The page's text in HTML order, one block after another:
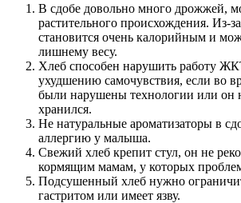
В сдобе довольно много дрожжей,
растительного происхождения. Из-
становится очень калорийным и
лишнему весу.
Хлеб способен нарушить работу
ухудшению самочувствия, если во
были нарушены технологии или он
хранился.
Не натуральные ароматизаторы в
аллергию у малыша.
Свежий хлеб крепит стул, он не
кормящим мамам, у которых
Подсушенный хлеб нужно
гастритом или имеет язву.